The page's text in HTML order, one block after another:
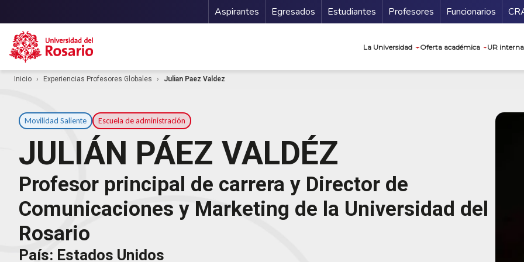
Pasar al contenido principal
Menu Secundario
Aspirantes Egresados Estudiantes Profesores Funcionarios
La Universidad Oferta académica UR
Inicio Experiencias Profesores Globales Julian Paez Valdez
Movilidad Saliente Escuela de administración
JULIÁN PÁEZ VALDÉZ
Profesor principal de carrera y Director de
Comunicaciones y Marketing de la Universidad del
Rosario
País: Estados Unidos